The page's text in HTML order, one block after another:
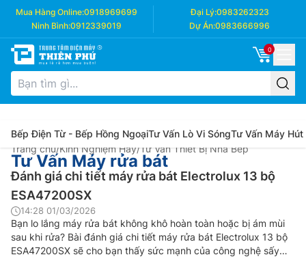
Mua Hàng Online:0918969699 Đại Lý:0983262323
Ninh Bình:0912339019 Dự Án:0983666996
0
Bếp Điện Từ - Bếp Hồng NgoạiTư Vấn Lò Vi SóngTư Vấn Máy Hút
Trang chủ/Kinh Nghiệm Hay/Tư Vấn Thiết Bị Nhà Bếp
Tư Vấn Máy rửa bát
Đánh giá chi tiết máy rửa bát Electrolux 13 bộ
ESA47200SX
14:28 01/03/2026
Bạn lo lắng máy rửa bát không khô hoàn toàn hoặc bị ám mùi
sau khi rửa? Bài đánh giá chi tiết máy rửa bát Electrolux 13 bộ
ESA47200SX sẽ cho bạn thấy sức mạnh của công nghệ sấy